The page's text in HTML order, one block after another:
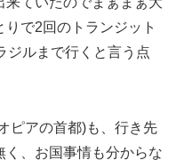
で2回のトランジット
ジルまで行くと言う点
ピアの首都)も、行き先
、お国事情も分からな